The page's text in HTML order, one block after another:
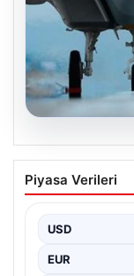
KAAN
konusu mu?
Cumhurbaşkanı
Ortak…
Piyasa Verileri
USD
EUR